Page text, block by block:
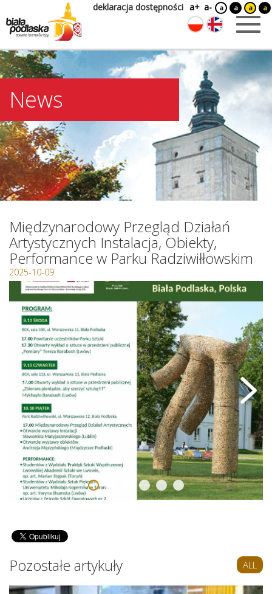
deklaracja dostępności a+ a- a a a a
News
Międzynarodowy Przegląd Działań
Artystycznych Instalacja, Obiekty,
Performance w Parku Radziwiłłowskim
2025-10-09
Pozostałe artykuły ALL